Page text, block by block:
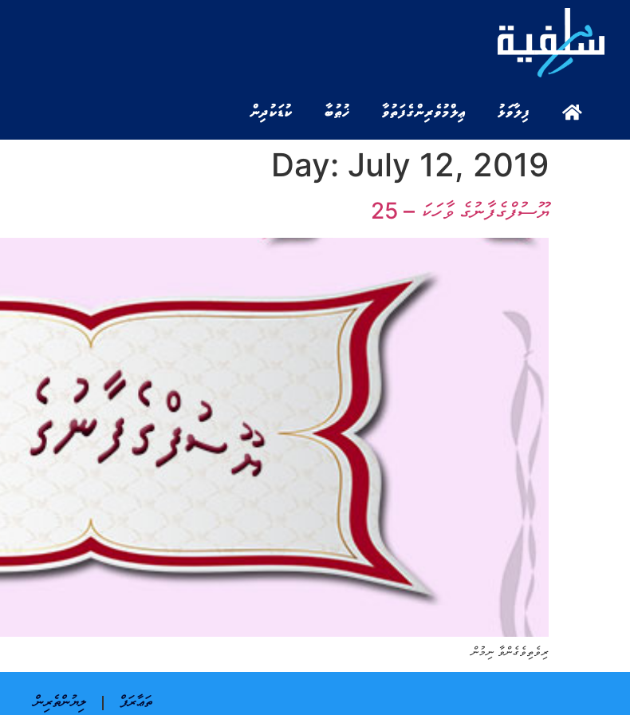
ފިލާވަޅު ޢިލްމުވެރިންގެ ފަތުވާ ޚުޠުބާ ކުޑަކުދިން
Day: July 12, 2019
ޔޫސުފްގެފާނުގެ ވާހަކަ – 25
ރިވެތިވެގެންވާ ނިމުން
ތަޢާރަފް ލިޔުންތެރިން